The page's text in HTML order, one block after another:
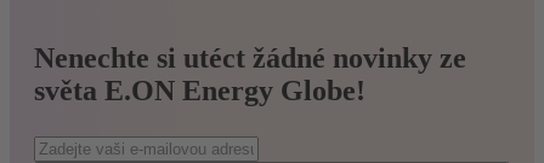
Nenechte si utéct žádné novinky ze
světa E.ON Energy Globe!